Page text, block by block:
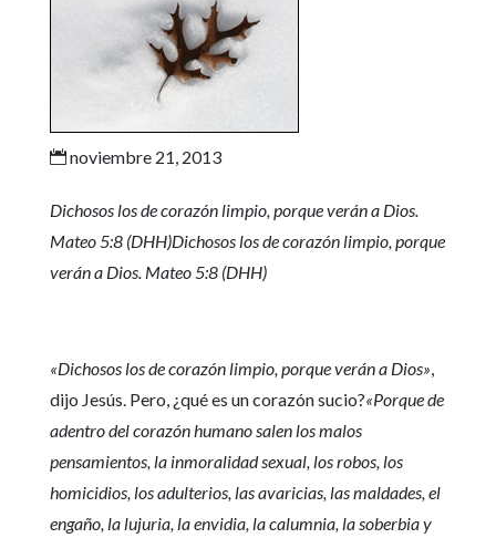
noviembre 21, 2013
Dichosos los de corazón limpio, porque verán a Dios.
Mateo 5:8 (DHH)Dichosos los de corazón limpio, porque
verán a Dios. Mateo 5:8 (DHH)
«Dichosos los de corazón limpio, porque verán a Dios»,
dijo Jesús. Pero, ¿qué es un corazón sucio?«Porque de
adentro del corazón humano salen los malos
pensamientos, la inmoralidad sexual, los robos, los
homicidios, los adulterios, las avaricias, las maldades, el
engaño, la lujuria, la envidia, la calumnia, la soberbia y